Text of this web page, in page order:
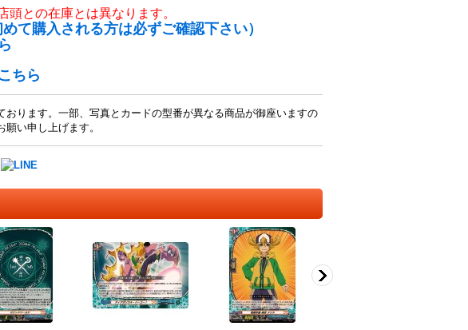
との在庫とは異なります。
て購入される方は必ずご確認下さい）
こちら
ります。一部、写真とカードの型番が異なる商品が御座いますの
い申し上げます。